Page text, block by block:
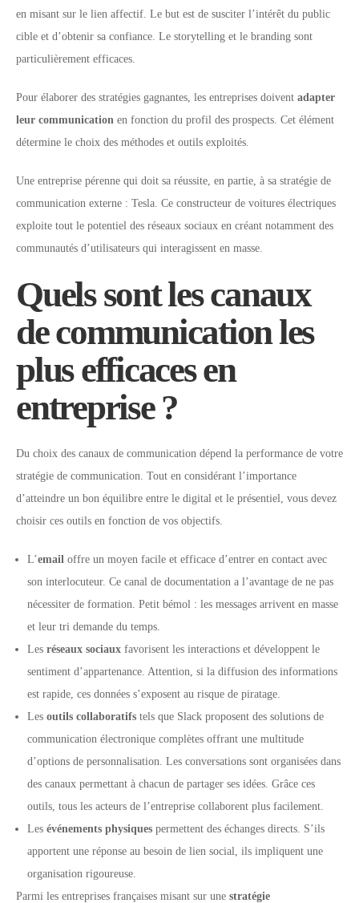
en misant sur le lien affectif. Le but est de susciter l’intérêt du public
cible et d’obtenir sa confiance. Le storytelling et le branding sont
particulièrement efficaces.
Pour élaborer des stratégies gagnantes, les entreprises doivent adapter
leur communication en fonction du profil des prospects. Cet élément
détermine le choix des méthodes et outils exploités.
Une entreprise pérenne qui doit sa réussite, en partie, à sa stratégie de
communication externe : Tesla. Ce constructeur de voitures électriques
exploite tout le potentiel des réseaux sociaux en créant notamment des
communautés d’utilisateurs qui interagissent en masse.
Quels sont les canaux
de communication les
plus efficaces en
entreprise ?
Du choix des canaux de communication dépend la performance de votre
stratégie de communication. Tout en considérant l’importance
d’atteindre un bon équilibre entre le digital et le présentiel, vous devez
choisir ces outils en fonction de vos objectifs.
L’email offre un moyen facile et efficace d’entrer en contact avec
son interlocuteur. Ce canal de documentation a l’avantage de ne pas
nécessiter de formation. Petit bémol : les messages arrivent en masse
et leur tri demande du temps.
Les réseaux sociaux favorisent les interactions et développent le
sentiment d’appartenance. Attention, si la diffusion des informations
est rapide, ces données s’exposent au risque de piratage.
Les outils collaboratifs tels que Slack proposent des solutions de
communication électronique complètes offrant une multitude
d’options de personnalisation. Les conversations sont organisées dans
des canaux permettant à chacun de partager ses idées. Grâce ces
outils, tous les acteurs de l’entreprise collaborent plus facilement.
Les événements physiques permettent des échanges directs. S’ils
apportent une réponse au besoin de lien social, ils impliquent une
organisation rigoureuse.
Parmi les entreprises françaises misant sur une stratégie